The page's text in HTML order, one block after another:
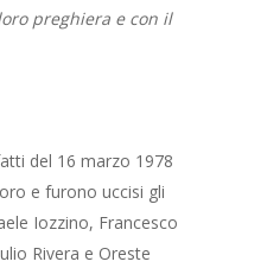
preghiera e con il
del 16 marzo 1978
e furono uccisi gli
Iozzino, Francesco
Rivera e Oreste